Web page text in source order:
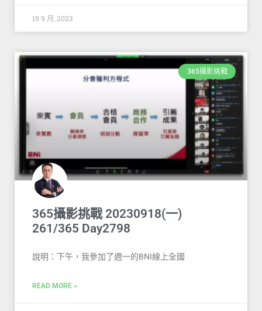
19 9 月, 2023
365攝影挑戰
365攝影挑戰 20230918(一)
261/365 Day2798
說明：下午，我參加了週一的BNI線上全國
READ MORE »